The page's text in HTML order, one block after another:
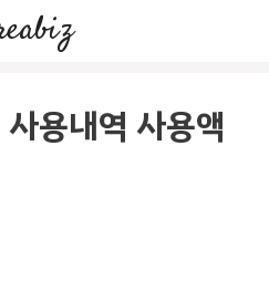
용내역 사용액